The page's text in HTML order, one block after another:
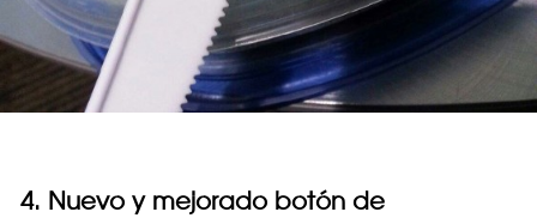
4. Nuevo y mejorado botón de